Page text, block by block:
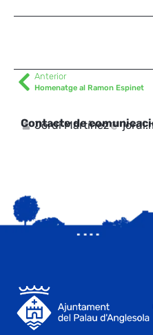
Anterior
Homenatge al Ramon Espinet
Contacte de
Jordi Martínez